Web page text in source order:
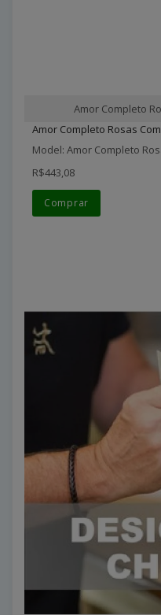
Amor Completo
Amor Completo Rosas Com
Model: Amor Completo
R$443,08
Comprar